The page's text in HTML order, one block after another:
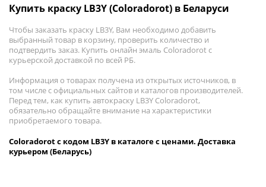
Купить краску LB3Y (Coloradorot) в Беларуси
Чтобы заказать краску LB3Y, Вам необходимо добавить
выбранный товар в корзину, проверить количество и
подтвердить заказ. Купить онлайн эмаль Coloradorot с
курьерской доставкой по всей РБ.
Информация о товарах получена из открытых источников, в
том числе с официальных сайтов и каталогов производителей.
Перед тем, как купить автокраску LB3Y Coloradorot,
обязательно обращайте внимание на характеристики
приобретаемого товара.
Coloradorot с кодом LB3Y в каталоге с ценами. Доставка
курьером (Беларусь)